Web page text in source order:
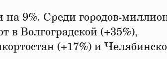
9%. Среди городов-
Волгоградской (+35%),
(+17%) и